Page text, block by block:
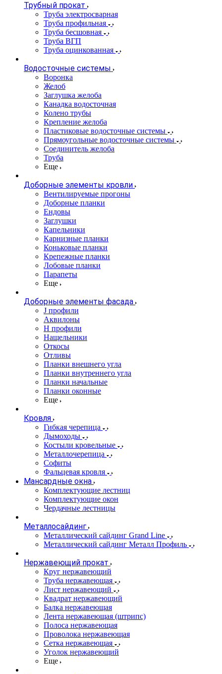
Трубный прокат
Труба электросварная
Труба профильная
Труба бесшовная
Труба ВГП
Труба оцинкованная
Водосточные системы
Воронка
Желоб
Заглушка желоба
Канадка водосточная
Колено трубы
Крепление желоба
Пластиковые водосточные системы
Прямоугольные водосточные системы
Соединитель желоба
Труба
Еще
Доборные элементы кровли
Вентилируемые прогоны
Доборные планки
Ендовы
Заглушки
Капельники
Карнизные планки
Коньковые планки
Крепежные планки
Лобовые планки
Парапеты
Еще
Доборные элементы фасада
J профили
Аквилоны
Н профили
Нащельники
Откосы
Отливы
Планки внешнего угла
Планки внутреннего угла
Планки начальные
Планки оконные
Еще
Кровля
Гибкая черепица
Дымоходы
Костыли кровельные
Металлочерепица
Софиты
Фальцевая кровля
Мансардные окна
Комплектующие лестниц
Комплектующие окон
Чердачные лестницы
Металлосайдинг
Металлический сайдинг Grand Line
Металлический сайдинг Металл Профиль
Нержавеющий прокат
Круг нержавеющий
Труба нержавеющая
Лист нержавеющий
Квадрат нержавеющий
Балка нержавеющая
Лента нержавеющая (штрипс)
Полоса нержавеющая
Проволока нержавеющая
Сетка нержавеющая
Уголок нержавеющий
Еще